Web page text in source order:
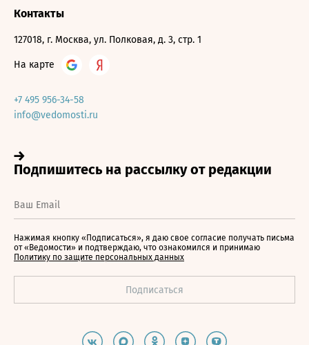
Контакты
127018, г. Москва, ул. Полковая, д. 3, стр. 1
На карте
+7 495 956-34-58
info@vedomosti.ru
Нажимая кнопку «Подписаться», я даю свое согласие получать письма
от «Ведомости» и подтверждаю, что ознакомился и принимаю
Политику по защите персональных данных